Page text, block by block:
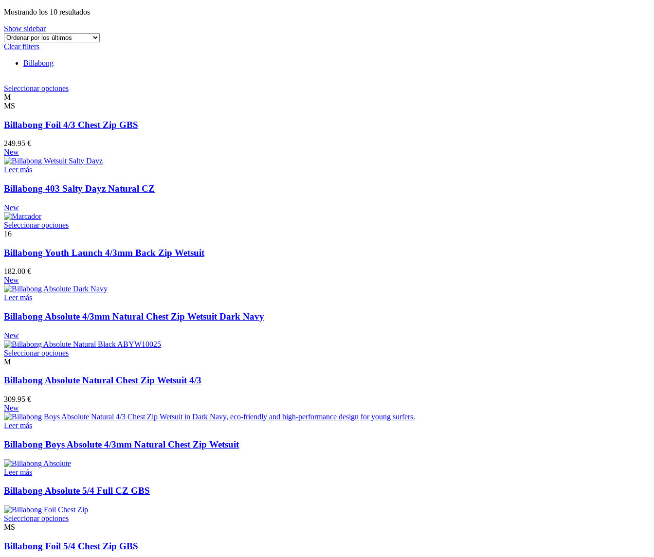
Mostrando los 10 resultadosOrdenado
últimos
Show sidebar
Clear filters
Billabong
Seleccionar opcionesEste
variantes.
Las
pueden
elegir
la
página
M
MS
Billabong Foil 4/3 Chest Zip GBS
249.95 €
New
Leer más
Billabong 403 Salty Dayz Natural CZ
New
Seleccionar opcionesEste
múltiples
variantes.
se
pueden
la
producto
16
Billabong Youth Launch 4/3mm Back Zip Wetsuit
182.00 €
New
Leer más
Billabong Absolute 4/3mm Natural Chest Zip Wetsuit Dark Navy
New
Seleccionar opcionesEste
múltiples
se
pueden
en
la
de
M
Billabong Absolute Natural Chest Zip Wetsuit 4/3
309.95 €
New
Leer más
Billabong Boys Absolute 4/3mm Natural Chest Zip Wetsuit
Leer más
Billabong Absolute 5/4 Full CZ GBS
Seleccionar opcionesEste
múltiples
variantes.
MS
Billabong Foil 5/4 Chest Zip GBS